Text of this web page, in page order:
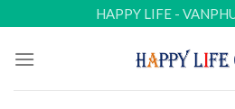
to
content
HAPPY LIFE -